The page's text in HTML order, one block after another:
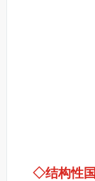
◇结构性